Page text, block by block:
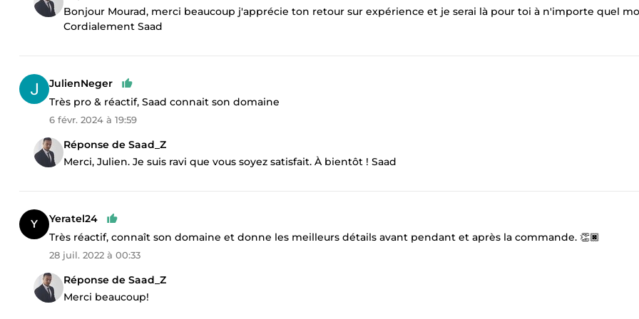
Bonjour Mourad, merci beaucoup j'apprécie ton retour sur expérience et je serai là pour toi à n'importe quel
Cordialement Saad
JulienNeger
Très pro & réactif, Saad connait son domaine
6 févr. 2024 à 19:59
Réponse de Saad_Z
Merci, Julien. Je suis ravi que vous soyez satisfait. À bientôt ! Saad
Yeratel24
Très réactif, connaît son domaine et donne les meilleurs détails avant pendant et après la commande. 👏🏿
28 juil. 2022 à 00:33
Réponse de Saad_Z
Merci beaucoup!